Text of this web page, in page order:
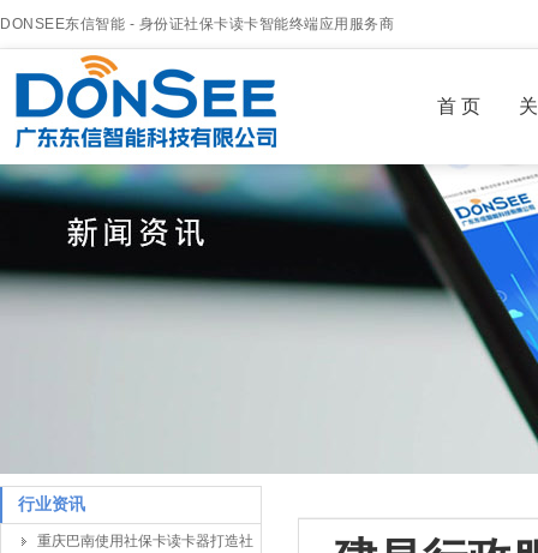
DONSEE东信智能 - 身份证社保卡读卡智能终端应用服务商
首 页
行业资讯
重庆巴南使用社保卡读卡器打造社